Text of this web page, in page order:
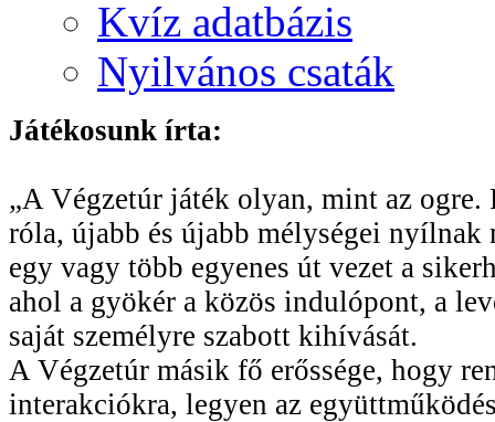
Kvíz adatbázis
Nyilvános csaták
Játékosunk írta:
„A Végzetúr játék olyan, mint az
róla, újabb és újabb mélységei
egy vagy több egyenes út vezet a
ahol a gyökér a közös indulópont, a
saját személyre szabott kihívását.
A Végzetúr másik fő erőssége, hogy
interakciókra, legyen az